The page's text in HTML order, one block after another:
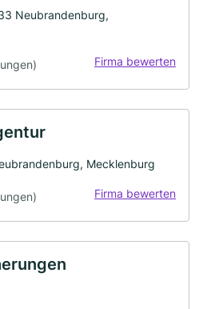
Neubrandenburg,
Firma bewerten
Mecklenburg
Firma bewerten